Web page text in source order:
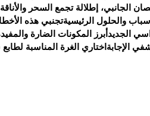
الجانبي، إطلالة تجمع السحر والأناقة
والحلول الرئيسيةتجنبي هذه
الجديد أبرز المكونات الضارة
الإجابة اختاري الغرة المناسبة